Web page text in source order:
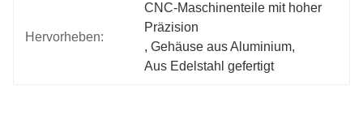
Hervorheben:
CNC-Maschinenteile mit hoher
Präzision
, Gehäuse aus Aluminium,
Aus Edelstahl gefertigt